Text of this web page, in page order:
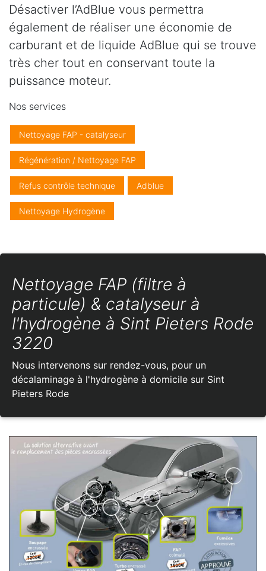
Désactiver l’AdBlue vous permettra
également de réaliser une économie de
carburant et de liquide AdBlue qui se trouve
très cher tout en conservant toute la
puissance moteur.
Nos services
Nettoyage FAP - catalyseur
Régénération / Nettoyage FAP
Refus contrôle technique Adblue
Nettoyage Hydrogène
Nettoyage FAP (filtre à
particule) & catalyseur à
l'hydrogène à Sint Pieters Rode
3220
Nous intervenons sur rendez-vous, pour un
décalaminage à l'hydrogène à domicile sur Sint
Pieters Rode